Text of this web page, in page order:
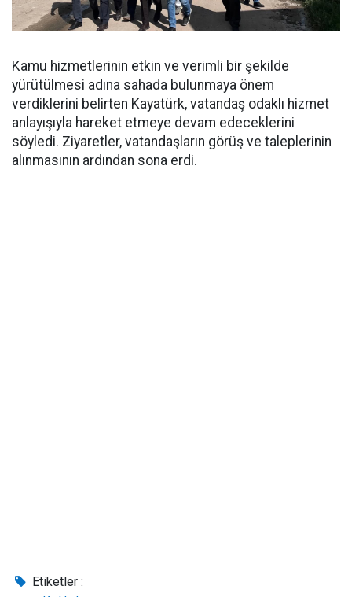
Kamu hizmetlerinin etkin ve verimli bir şekilde
yürütülmesi adına sahada bulunmaya önem
verdiklerini belirten Kayatürk, vatandaş odaklı hizmet
anlayışıyla hareket etmeye devam edeceklerini
söyledi. Ziyaretler, vatandaşların görüş ve taleplerinin
alınmasının ardından sona erdi.
Etiketler :